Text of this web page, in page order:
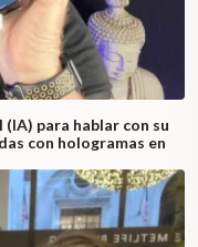
para hablar con su
con hologramas en